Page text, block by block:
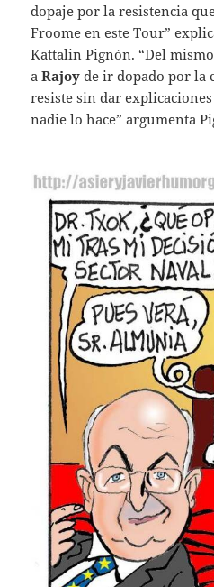
dopaje por la resistencia
Froome en este Tour”
Kattalin Pignón. “Del
aRajoy de ir dopado por la
resiste sin dar
nadie lo hace” argumenta